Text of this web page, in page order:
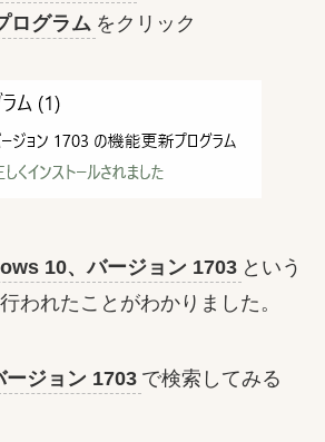
ログラム をクリック
10、バージョン 1703 という
われたことがわかりました。
ジョン 1703 で検索してみる